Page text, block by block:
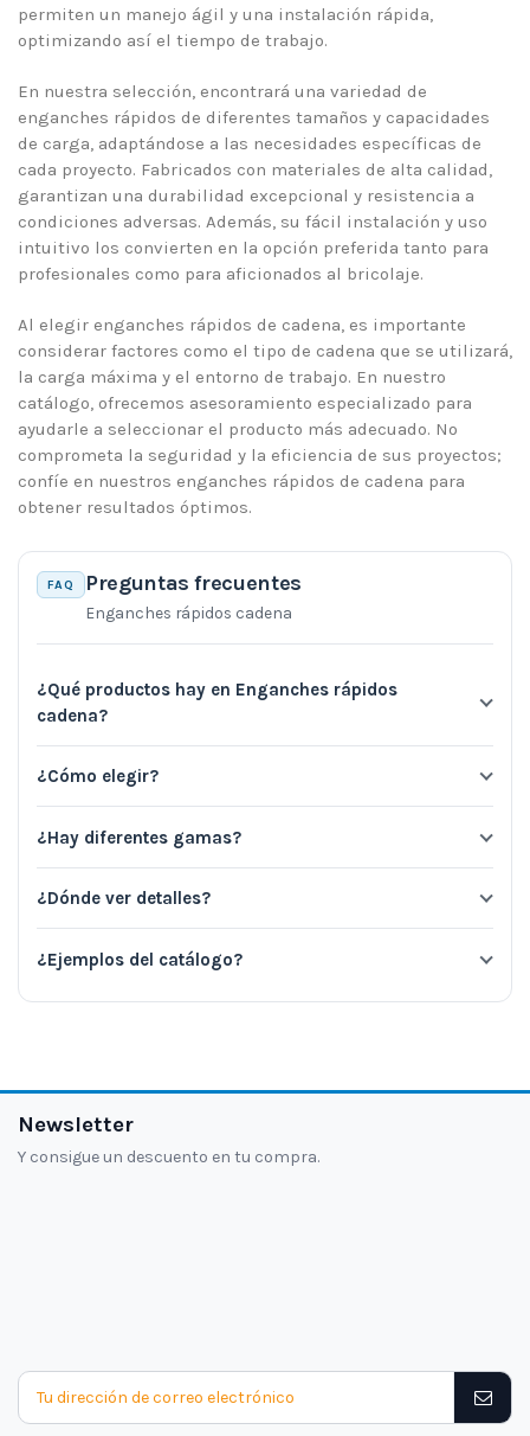
permiten un manejo ágil y una instalación rápida,
optimizando así el tiempo de trabajo.
En nuestra selección, encontrará una variedad de
enganches rápidos de diferentes tamaños y capacidades
de carga, adaptándose a las necesidades específicas de
cada proyecto. Fabricados con materiales de alta calidad,
garantizan una durabilidad excepcional y resistencia a
condiciones adversas. Además, su fácil instalación y uso
intuitivo los convierten en la opción preferida tanto para
profesionales como para aficionados al bricolaje.
Al elegir enganches rápidos de cadena, es importante
considerar factores como el tipo de cadena que se utilizará,
la carga máxima y el entorno de trabajo. En nuestro
catálogo, ofrecemos asesoramiento especializado para
ayudarle a seleccionar el producto más adecuado. No
comprometa la seguridad y la eficiencia de sus proyectos;
confíe en nuestros enganches rápidos de cadena para
obtener resultados óptimos.
FAQ Preguntas frecuentes
Enganches rápidos cadena
¿Qué productos hay en Enganches rápidos
cadena?
¿Cómo elegir?
¿Hay diferentes gamas?
¿Dónde ver detalles?
¿Ejemplos del catálogo?
Newsletter
Y consigue un descuento en tu compra.